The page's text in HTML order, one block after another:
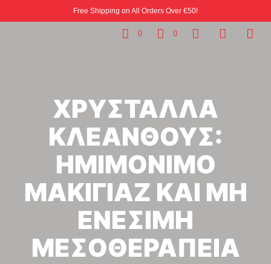
Free Shipping on All Orders Over €50!
0 0
ΧΡΥΣΤΑΛΛΑ
ΚΛΕΑΝΘΟΥΣ:
ΗΜΙΜΟΝΙΜΟ
ΜΑΚΙΓΙΑΖ ΚΑΙ ΜΗ
ΕΝΕΣΙΜΗ
ΜΕΣΟΘΕΡΑΠΕΙΑ